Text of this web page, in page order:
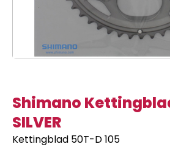
Shimano
SILVER
Kettingblad 50T-D 105